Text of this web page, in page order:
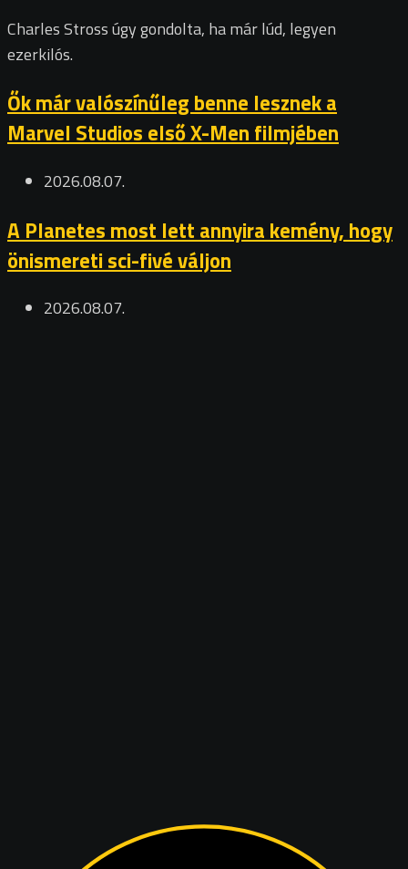
Charles Stross úgy gondolta, ha már lúd, legyen
ezerkilós.
Ők már valószínűleg benne lesznek a
Marvel Studios első X-Men filmjében
2026.08.07.
A Planetes most lett annyira kemény, hogy
önismereti sci-fivé váljon
2026.08.07.